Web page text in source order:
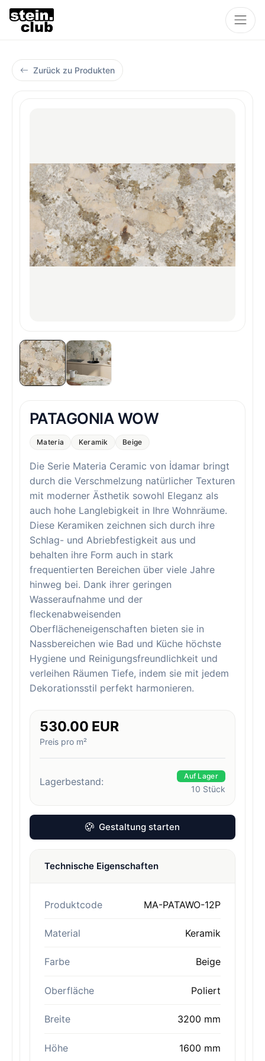
Zurück zu Produkten
PATAGONIA WOW
Materia Keramik Beige
Die Serie Materia Ceramic von İdamar bringt
durch die Verschmelzung natürlicher Texturen
mit moderner Ästhetik sowohl Eleganz als
auch hohe Langlebigkeit in Ihre Wohnräume.
Diese Keramiken zeichnen sich durch ihre
Schlag- und Abriebfestigkeit aus und
behalten ihre Form auch in stark
frequentierten Bereichen über viele Jahre
hinweg bei. Dank ihrer geringen
Wasseraufnahme und der
fleckenabweisenden
Oberflächeneigenschaften bieten sie in
Nassbereichen wie Bad und Küche höchste
Hygiene und Reinigungsfreundlichkeit und
verleihen Räumen Tiefe, indem sie mit jedem
Dekorationsstil perfekt harmonieren.
530.00 EUR
Preis pro m²
Lagerbestand: Auf Lager
10 Stück
Gestaltung starten
Technische Eigenschaften
Produktcode MA-PATAWO-12P
Material Keramik
Farbe Beige
Oberfläche Poliert
Breite 3200 mm
Höhe 1600 mm